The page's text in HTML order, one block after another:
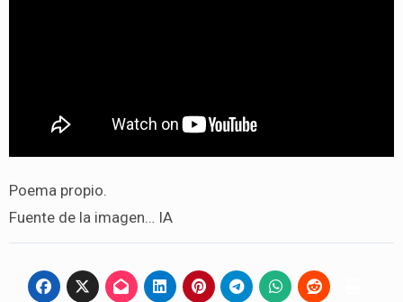
Poema propio.
Fuente de la imagen… IA